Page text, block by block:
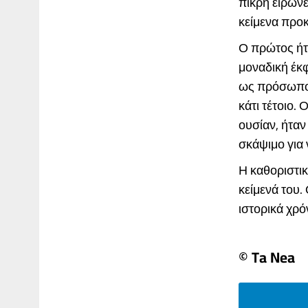
κείμενα
Ο πρώτος
μοναδική
ως πρόσωπο
κάτι
ουσίαν,
σκάψιμο για
Η
κείμενά
ιστορικά
© Ta Nea